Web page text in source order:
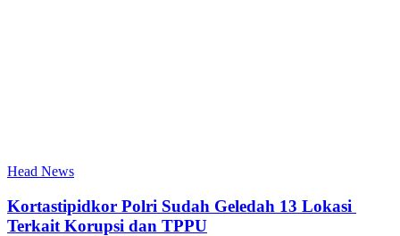
Head News
Kortastipidkor Polri Sudah Geledah 13 Lokasi
Terkait Korupsi dan TPPU